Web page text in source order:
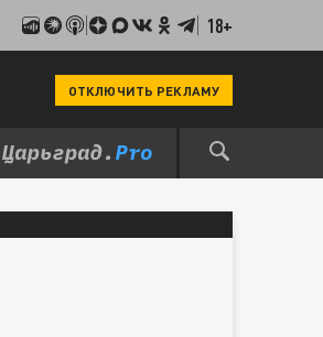
18+
ОТКЛЮЧИТЬ РЕКЛАМУ